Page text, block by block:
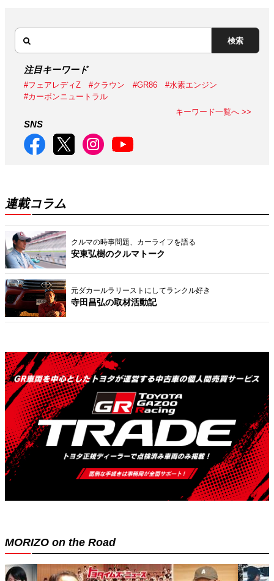
検索
注目キーワード
#フェアレディZ #クラウン #GR86
#水素エンジン
#カーボンニュートラル
キーワード一覧へ >>
SNS
連載コラム
クルマの時事問題、カーライフを語る
安東弘樹のクルマトーク
元ダカールラリーストにしてランクル好き
寺田昌弘の取材活動記
MORIZO on the Road